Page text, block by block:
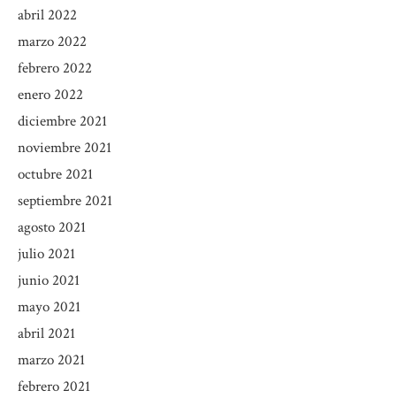
abril 2022
marzo 2022
febrero 2022
enero 2022
diciembre 2021
noviembre 2021
octubre 2021
septiembre 2021
agosto 2021
julio 2021
junio 2021
mayo 2021
abril 2021
marzo 2021
febrero 2021